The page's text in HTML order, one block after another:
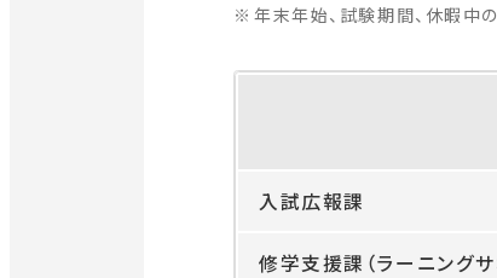
年末年始、試験期間、休暇中
入試広報課
修学支援課（ラーニングサ